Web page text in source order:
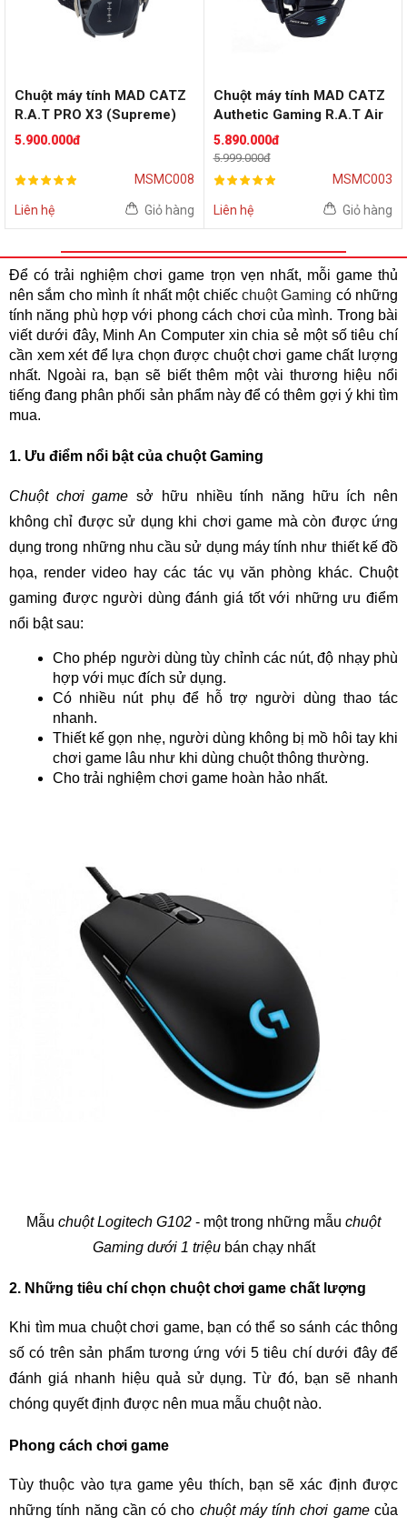
Chuột máy tính MAD CATZ
R.A.T PRO X3 (Supreme)
5.900.000đ
MSMC008
Liên hệ Giỏ hàng
Chuột máy tính MAD CATZ
Authetic Gaming R.A.T Air
(Black)
5.890.000đ
5.999.000đ
MSMC003
Liên hệ Giỏ hàng
Để có trải nghiệm chơi game trọn vẹn nhất, mỗi game thủ
nên sắm cho mình ít nhất một chiếc chuột Gaming có những
tính năng phù hợp với phong cách chơi của mình. Trong bài
viết dưới đây, Minh An Computer xin chia sẻ một số tiêu chí
cần xem xét để lựa chọn được chuột chơi game chất lượng
nhất. Ngoài ra, bạn sẽ biết thêm một vài thương hiệu nổi
tiếng đang phân phối sản phẩm này để có thêm gợi ý khi tìm
mua.
1. Ưu điểm nổi bật của chuột Gaming
Chuột chơi game sở hữu nhiều tính năng hữu ích nên
không chỉ được sử dụng khi chơi game mà còn được ứng
dụng trong những nhu cầu sử dụng máy tính như thiết kế đồ
họa, render video hay các tác vụ văn phòng khác. Chuột
gaming được người dùng đánh giá tốt với những ưu điểm
nổi bật sau:
Cho phép người dùng tùy chỉnh các nút, độ nhạy phù
hợp với mục đích sử dụng.
Có nhiều nút phụ để hỗ trợ người dùng thao tác
nhanh.
Thiết kế gọn nhẹ, người dùng không bị mồ hôi tay khi
chơi game lâu như khi dùng chuột thông thường.
Cho trải nghiệm chơi game hoàn hảo nhất.
Mẫu chuột Logitech G102 - một trong những mẫu chuột
Gaming dưới 1 triệubán chạy nhất
2. Những tiêu chí chọn chuột chơi game chất lượng
Khi tìm mua chuột chơi game, bạn có thể so sánh các thông
số có trên sản phẩm tương ứng với 5 tiêu chí dưới đây để
đánh giá nhanh hiệu quả sử dụng. Từ đó, bạn sẽ nhanh
chóng quyết định được nên mua mẫu chuột nào.
Phong cách chơi game
Tùy thuộc vào tựa game yêu thích, bạn sẽ xác định được
những tính năng cần có cho chuột máy tính chơi gamecủa